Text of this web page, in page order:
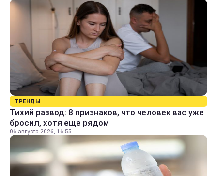
ТРЕНДЫ
Тихий развод: 8 признаков, что человек вас уже
бросил, хотя еще рядом
06 августа 2026, 16:55